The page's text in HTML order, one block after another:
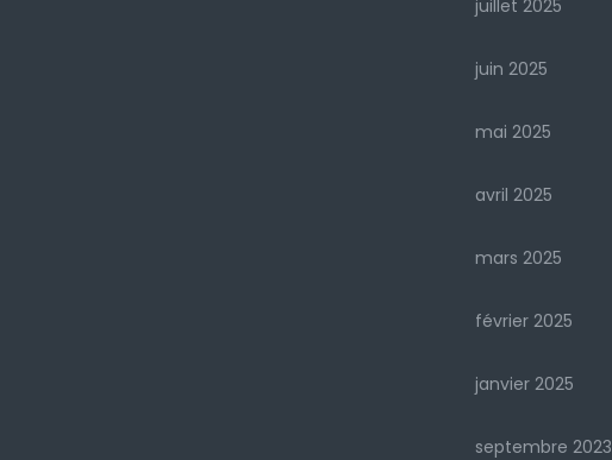
juillet 2025
juin 2025
mai 2025
avril 2025
mars 2025
février 2025
janvier 2025
septembre 2023